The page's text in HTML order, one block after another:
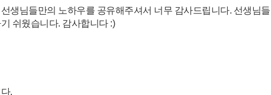
생님들만의 노하우를 공유해주셔서 너무 감사드립니다. 선생님
쉬웠습니다. 감사합니다 :)
.